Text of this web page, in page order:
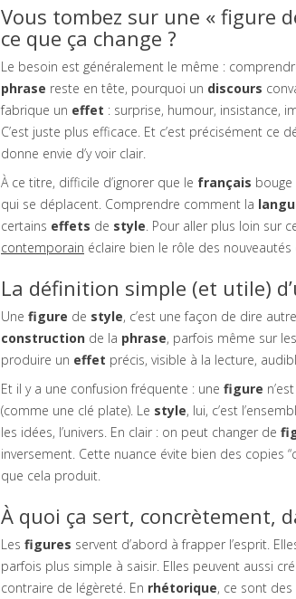
Vous tombez sur une « figure
ce que ça change ?
Le besoin est généralement le même :
phrase reste en tête, pourquoi un discours
fabrique un effet : surprise, humour, insistance,
C’est juste plus efficace. Et c’est précisément ce
donne envie d’y voir clair.
À ce titre, difficile d’ignorer que le français bouge
qui se déplacent. Comprendre comment la
certains effets de style . Pour aller plus loin sur
contemporain éclaire bien le rôle des nouveautés
La définition simple (et utile)
Une figure de style, c’est une façon de dire
construction de la phrase, parfois même sur
produire un effet précis, visible à la lecture,
Et il y a une confusion fréquente : une figure
(comme une clé plate). Le style, lui, c’est
les idées, l’univers. En clair : on peut changer de
inversement. Cette nuance évite bien des copies
que cela produit.
À quoi ça sert, concrètement,
Les figures servent d’abord à frapper l’esprit.
parfois plus simple à saisir. Elles peuvent aussi
contraire de légèreté. En rhétorique, ce sont